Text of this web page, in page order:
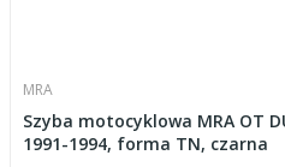
MRA
Szyba motocyklowa MRA OT
1991-1994, forma TN, czarna